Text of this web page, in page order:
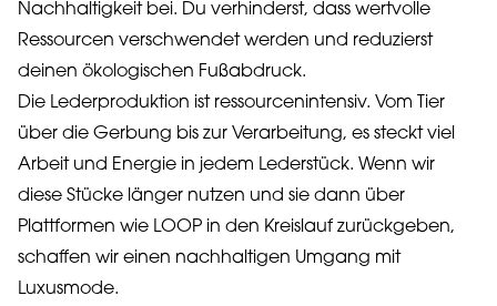
Nachhaltigkeit bei. Du verhinderst, dass wertvolle
Ressourcen verschwendet werden und reduzierst
deinen ökologischen Fußabdruck.
Die Lederproduktion ist ressourcenintensiv. Vom Tier
über die Gerbung bis zur Verarbeitung, es steckt viel
Arbeit und Energie in jedem Lederstück. Wenn wir
diese Stücke länger nutzen und sie dann über
Plattformen wie LOOP in den Kreislauf zurückgeben,
schaffen wir einen nachhaltigen Umgang mit
Luxusmode.